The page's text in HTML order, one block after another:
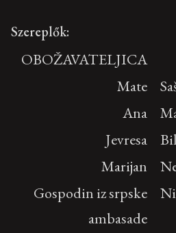
Szereplők:
OBOŽAVATELJICA
Mate
Ana
Jevresa
Marijan
Gospodin iz srpske
ambasade